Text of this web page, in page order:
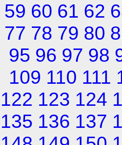
59 60 61 62
77 78 79 80
95 96 97 98
109 110 111
122 123 124
135 136 137